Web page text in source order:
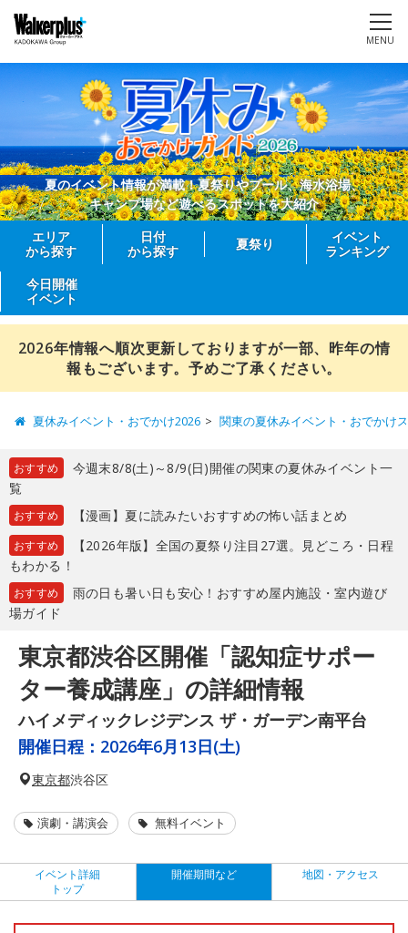
MENU
夏のイベント情報が満載！夏祭りやプール、海水浴場、
キャンプ場など遊べるスポットを大紹介
エリア
から探す
日付
から探す
夏祭り
イベント
ランキング
今日開催
イベント
2026年情報へ順次更新しておりますが一部、昨年の情
報もございます。予めご了承ください。
夏休みイベント・おでかけ2026 関東の夏休みイベント・おでかけ
おすすめ
今週末8/8(土)～8/9(日)開催の関東の夏休みイベント一
覧
おすすめ 【漫画】夏に読みたいおすすめの怖い話まとめ
おすすめ
【2026年版】全国の夏祭り注目27選。見どころ・日程
もわかる！
おすすめ
雨の日も暑い日も安心！おすすめ屋内施設・室内遊び
場ガイド
東京都渋谷区開催「認知症サポー
ター養成講座」の詳細情報
ハイメディックレジデンス ザ・ガーデン南平台
開催日程： 2026年6月13日(土)
東京都渋谷区
演劇・講演会 無料イベント
イベント詳細
トップ
開催期間など 地図・アクセス